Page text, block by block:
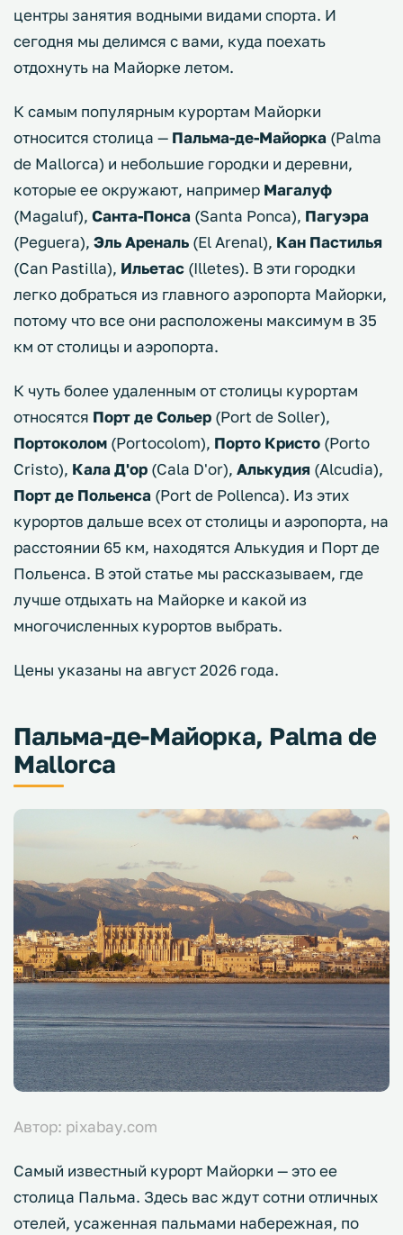
центры занятия водными видами спорта. И
сегодня мы делимся с вами, куда поехать
отдохнуть на Майорке летом.
К самым популярным курортам Майорки
относится столица — Пальма-де-Майорка (Palma
de Mallorca) и небольшие городки и деревни,
которые ее окружают, например Магалуф
(Magaluf), Санта-Понса (Santa Ponca), Пагуэра
(Peguera), Эль Ареналь (El Arenal), Кан Пастилья
(Can Pastilla), Ильетас (Illetes). В эти городки
легко добраться из главного аэропорта Майорки,
потому что все они расположены максимум в 35
км от столицы и аэропорта.
К чуть более удаленным от столицы курортам
относятся Порт де Сольер (Port de Soller),
Портоколом (Portocolom), Порто Кристо (Porto
Cristo), Кала Д'oр (Cala D'or), Алькудия (Alcudia),
Порт де Польенса (Port de Pollenca). Из этих
курортов дальше всех от столицы и аэропорта, на
расстоянии 65 км, находятся Алькудия и Порт де
Польенса. В этой статье мы рассказываем, где
лучше отдыхать на Майорке и какой из
многочисленных курортов выбрать.
Цены указаны на август 2026 года.
Пальма-де-Майорка, Palma de
Mallorca
Автор: pixabay.com
Самый известный курорт Майорки — это ее
столица Пальма. Здесь вас ждут сотни отличных
отелей, усаженная пальмами набережная, по